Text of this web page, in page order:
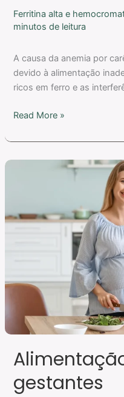
Ferritina alta e
minutos de leitura
A causa da anemia por
devido à alimentação
ricos em ferro e as
Read More »
gestantes
Alimentação